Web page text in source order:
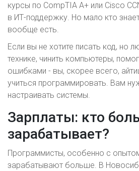
курсы по CompTIA A+ или Cisco
в ИТ-поддержку. Но мало кто
вообще есть.
Если вы не хотите писать код, но
технике, чинить компьютеры,
ошибками - вы, скорее всего,
учиться программировать. Вам
настраивать системы.
Зарплаты: кто
зарабатывает?
Программисты, особенно с
зарабатывают больше. В